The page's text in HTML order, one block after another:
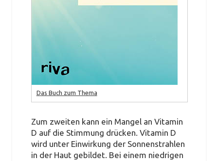
Das Buch zum Thema
Zum zweiten kann ein Mangel an Vitamin
D auf die Stimmung drücken. Vitamin D
wird unter Einwirkung der Sonnenstrahlen
in der Haut gebildet. Bei einem niedrigen